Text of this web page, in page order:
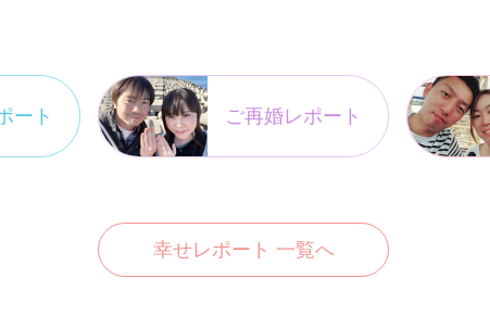
ート ご再婚レポート
幸せレポート 一覧へ